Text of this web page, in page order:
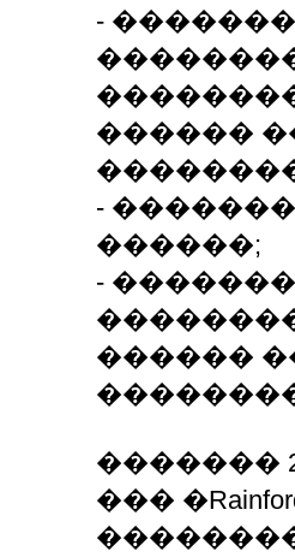
-
������
-
������;
-
������
�������
���